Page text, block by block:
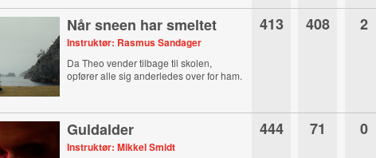
Når sneen har smeltet
Instruktør: Rasmus Sandager
Da Theo vender tilbage til skolen,
opfører alle sig anderledes over for ham.
413 408 2
Guldalder
Instruktør: Mikkel Smidt
444 71 0